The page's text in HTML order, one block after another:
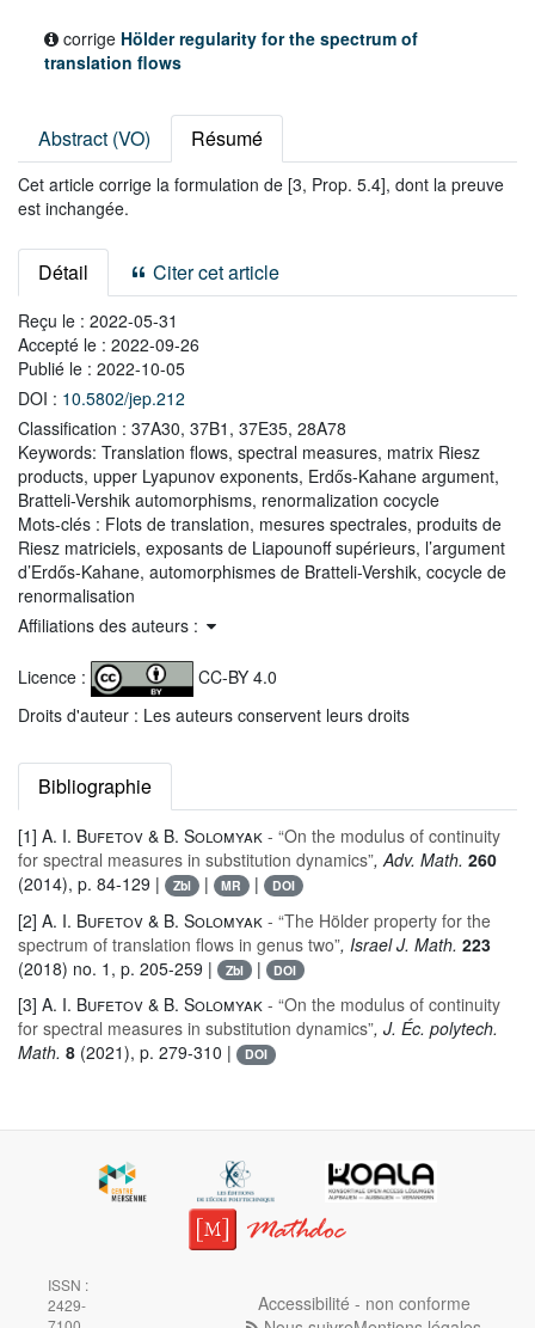
corrige Hölder regularity for the spectrum of
translation flows
Abstract (VO) Résumé
Cet article corrige la formulation de [3, Prop. 5.4], dont la preuve
est inchangée.
Détail Citer cet article
Reçu le : 2022-05-31
Accepté le : 2022-09-26
Publié le : 2022-10-05
DOI : 10.5802/jep.212
Classification : 37A30, 37B1, 37E35, 28A78
Keywords: Translation flows, spectral measures, matrix Riesz
products, upper Lyapunov exponents, Erdős-Kahane argument,
Bratteli-Vershik automorphisms, renormalization cocycle
Mots-clés : Flots de translation, mesures spectrales, produits de
Riesz matriciels, exposants de Liapounoff supérieurs, l’argument
d’Erdős-Kahane, automorphismes de Bratteli-Vershik, cocycle de
renormalisation
Affiliations des auteurs :
Licence :
CC-BY 4.0
Droits d'auteur : Les auteurs conservent leurs droits
Bibliographie
[1] A. I. Bufetov & B. Solomyak - “On the modulus of continuity
for spectral measures in substitution dynamics”, Adv. Math. 260
(2014), p. 84-129 |
Zbl | MR | DOI
[2] A. I. Bufetov & B. Solomyak - “The Hölder property for the
spectrum of translation flows in genus two”, Israel J. Math. 223
(2018) no. 1, p. 205-259 |
Zbl | DOI
[3] A. I. Bufetov & B. Solomyak - “On the modulus of continuity
for spectral measures in substitution dynamics”, J. Éc. polytech.
Math. 8 (2021), p. 279-310 | DOI
ISSN :
2429-
Accessibilité - non conforme